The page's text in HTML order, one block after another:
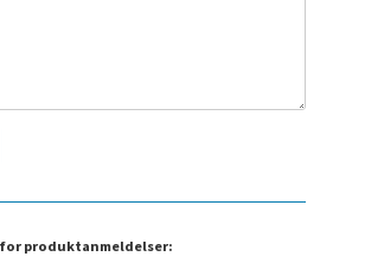
produktanmeldelser: